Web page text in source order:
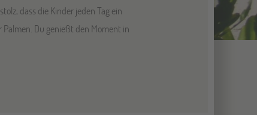
dass die Kinder jeden Tag ein
Du genießt den Moment in